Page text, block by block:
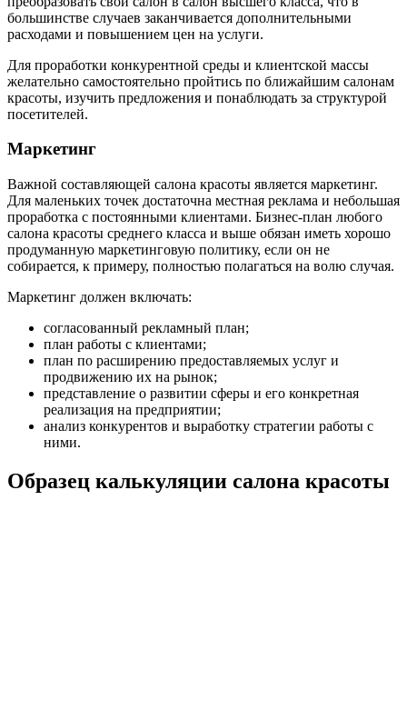
большинстве случаев заканчивается дополнительными
расходами и повышением цен на услуги.
Для проработки конкурентной среды и клиентской массы
желательно самостоятельно пройтись по ближайшим салонам
красоты, изучить предложения и понаблюдать за структурой
посетителей.
Маркетинг
Важной составляющей салона красоты является маркетинг.
Для маленьких точек достаточна местная реклама и небольшая
проработка с постоянными клиентами. Бизнес-план любого
салона красоты среднего класса и выше обязан иметь хорошо
продуманную маркетинговую политику, если он не
собирается, к примеру, полностью полагаться на волю случая.
Маркетинг должен включать:
согласованный рекламный план;
план работы с клиентами;
план по расширению предоставляемых услуг и
продвижению их на рынок;
представление о развитии сферы и его конкретная
реализация на предприятии;
анализ конкурентов и выработку стратегии работы с
ними.
Образец калькуляции салона красоты